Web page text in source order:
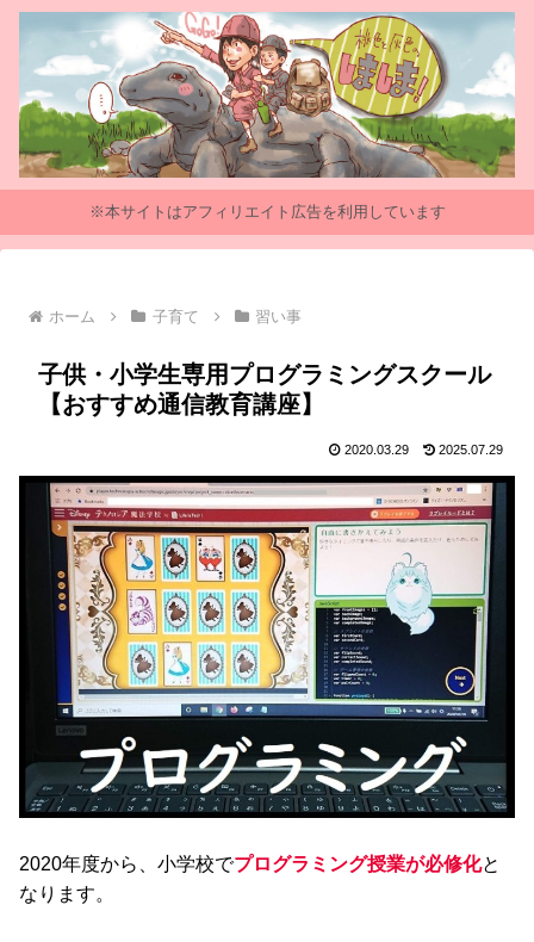
※本サイトはアフィリエイト広告を利用しています
ホーム 子育て 習い事
子供・小学生専用プログラミングスクール
【おすすめ通信教育講座】
2020.03.29 2025.07.29
2020年度から、小学校でプログラミング授業が必修化と
なります。